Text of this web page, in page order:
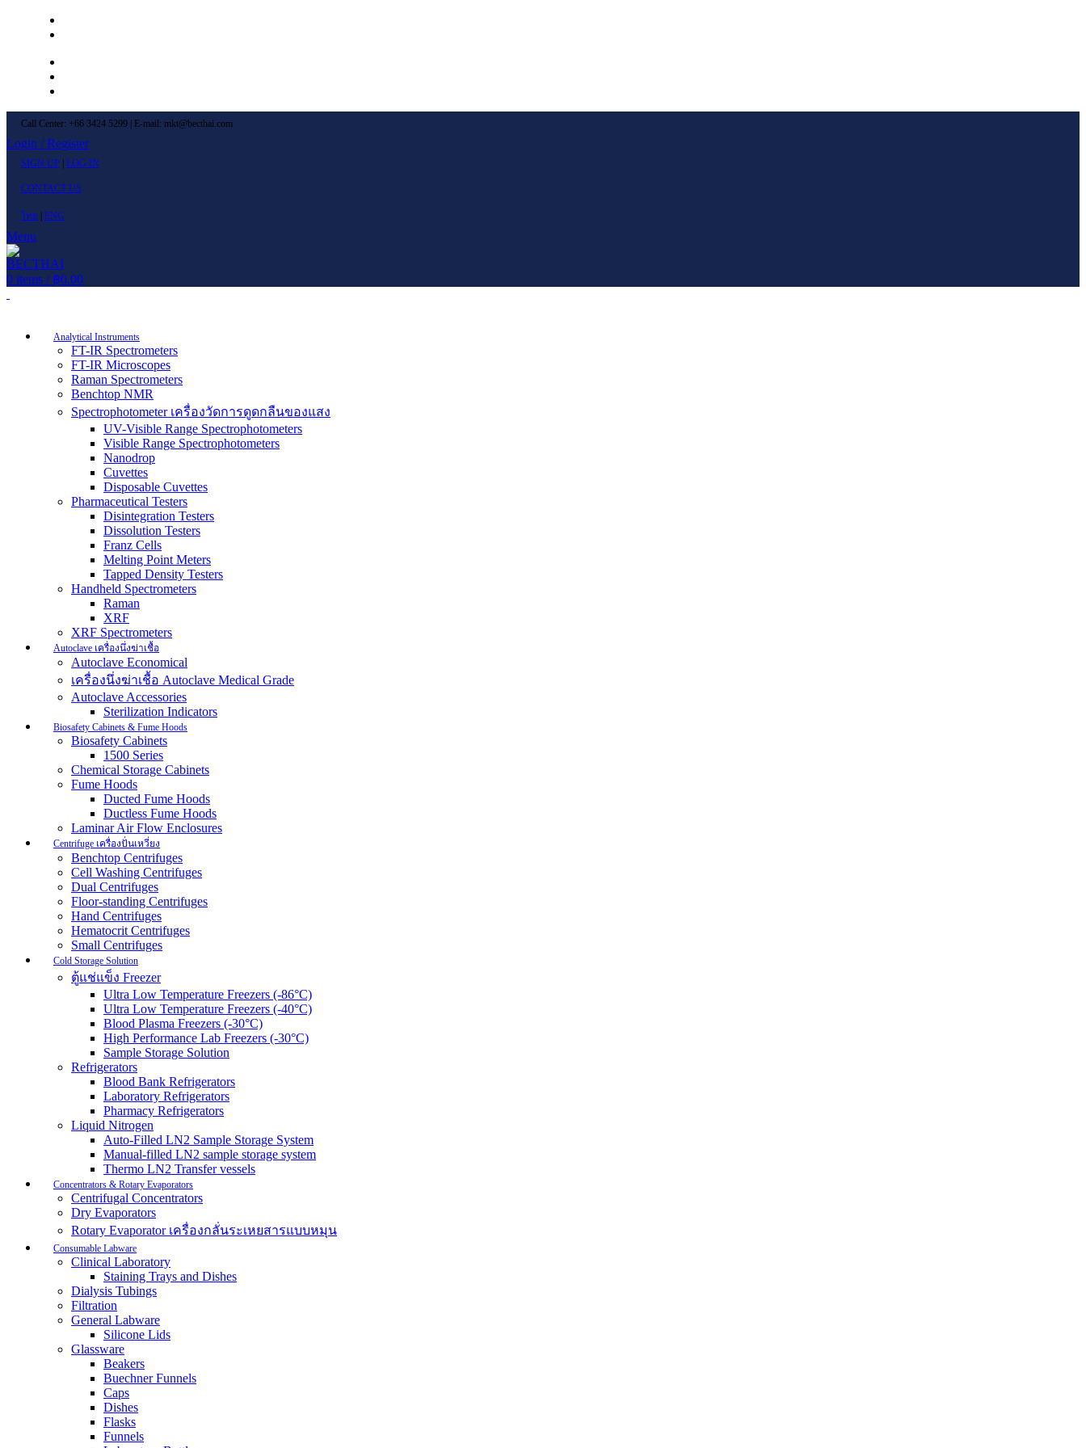
Call Center: +66 3424 5299 | E-mail: mkt@becthai.com
Login / Register
SIGN UP LOG IN
CONTACT US
ไทย ENG
Menu
0 items / ฿0.00
Analytical Instruments
FT-IR Spectrometers
FT-IR Microscopes
Raman Spectrometers
Benchtop NMR
Spectrophotometer เครื่องวัดการดูดกลืนของแสง
UV-Visible Range Spectrophotometers
Visible Range Spectrophotometers
Nanodrop
Cuvettes
Disposable Cuvettes
Pharmaceutical Testers
Disintegration Testers
Dissolution Testers
Franz Cells
Melting Point Meters
Tapped Density Testers
Handheld Spectrometers
Raman
XRF
XRF Spectrometers
Autoclave เครื่องนึ่งฆ่าเชื้อ
Autoclave Economical
เครื่องนึ่งฆ่าเชื้อ Autoclave Medical Grade
Autoclave Accessories
Sterilization Indicators
Biosafety Cabinets & Fume Hoods
Biosafety Cabinets
1500 Series
Chemical Storage Cabinets
Fume Hoods
Ducted Fume Hoods
Ductless Fume Hoods
Laminar Air Flow Enclosures
Centrifuge เครื่องปั่นเหวี่ยง
Benchtop Centrifuges
Cell Washing Centrifuges
Dual Centrifuges
Floor-standing Centrifuges
Hand Centrifuges
Hematocrit Centrifuges
Small Centrifuges
Cold Storage Solution
ตู้แช่แข็ง Freezer
Ultra Low Temperature Freezers (-86°C)
Ultra Low Temperature Freezers (-40°C)
Blood Plasma Freezers (-30°C)
High Performance Lab Freezers (-30°C)
Sample Storage Solution
Refrigerators
Blood Bank Refrigerators
Laboratory Refrigerators
Pharmacy Refrigerators
Liquid Nitrogen
Auto-Filled LN2 Sample Storage System
Manual-filled LN2 sample storage system
Thermo LN2 Transfer vessels
Concentrators & Rotary Evaporators
Centrifugal Concentrators
Dry Evaporators
Rotary Evaporator เครื่องกลั่นระเหยสารแบบหมุน
Consumable Labware
Clinical Laboratory
Staining Trays and Dishes
Dialysis Tubings
Filtration
General Labware
Silicone Lids
Glassware
Beakers
Buechner Funnels
Caps
Dishes
Flasks
Funnels